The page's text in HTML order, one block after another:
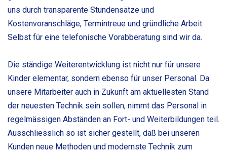
uns durch transparente Stundensätze und
Kostenvoranschläge, Termintreue und gründliche Arbeit.
Selbst für eine telefonische Vorabberatung sind wir da.
Die ständige Weiterentwicklung ist nicht nur für unsere
Kinder elementar, sondern ebenso für unser Personal. Da
unsere Mitarbeiter auch in Zukunft am aktuellesten Stand
der neuesten Technik sein sollen, nimmt das Personal in
regelmässigen Abständen an Fort- und Weiterbildungen teil.
Ausschliesslich so ist sicher gestellt, daß bei unseren
Kunden neue Methoden und modernste Technik zum